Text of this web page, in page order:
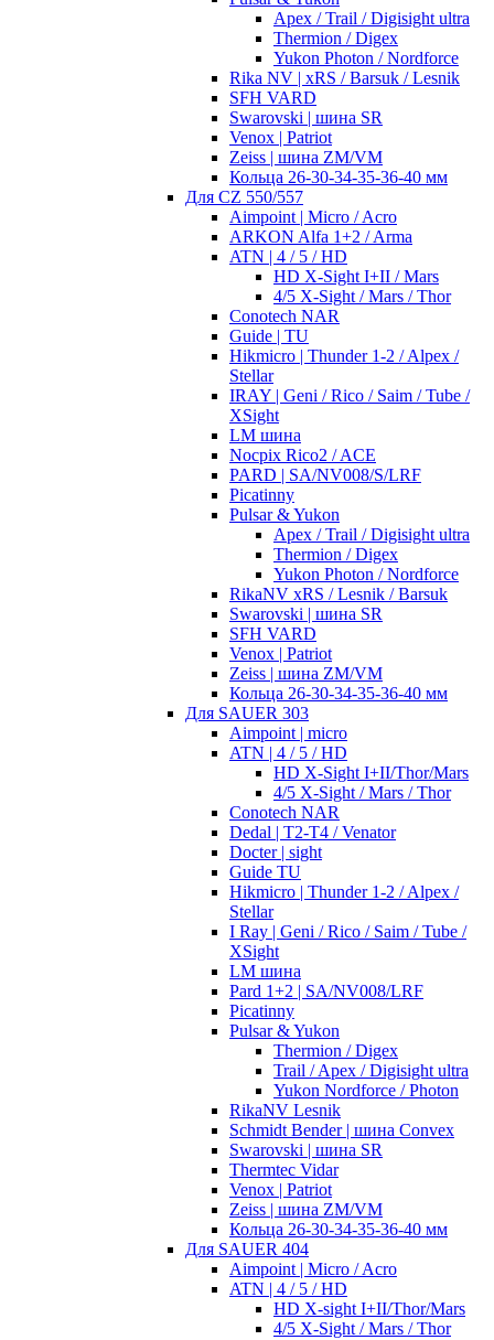
Apex / Trail / Digisight ultra
Thermion / Digex
Yukon Photon / Nordforce
Rika NV | xRS / Barsuk / Lesnik
SFH VARD
Swarovski | шина SR
Venox | Patriot
Zeiss | шина ZM/VM
Кольца 26-30-34-35-36-40 мм
Для CZ 550/557
Aimpoint | Micro / Acro
ARKON Alfa 1+2 / Arma
ATN | 4 / 5 / HD
HD X-Sight I+II / Mars
4/5 X-Sight / Mars / Thor
Conotech NAR
Guide | TU
Hikmicro | Thunder 1-2 / Alpex /
Stellar
IRAY | Geni / Rico / Saim / Tube /
XSight
LM шина
Nocpix Rico2 / ACE
PARD | SA/NV008/S/LRF
Picatinny
Pulsar & Yukon
Apex / Trail / Digisight ultra
Thermion / Digex
Yukon Photon / Nordforce
RikaNV xRS / Lesnik / Barsuk
Swarovski | шина SR
SFH VARD
Venox | Patriot
Zeiss | шина ZM/VM
Кольца 26-30-34-35-36-40 мм
Для SAUER 303
Aimpoint | micro
ATN | 4 / 5 / HD
HD X-Sight I+II/Thor/Mars
4/5 X-Sight / Mars / Thor
Conotech NAR
Dedal | T2-T4 / Venator
Docter | sight
Guide TU
Hikmicro | Thunder 1-2 / Alpex /
Stellar
I Ray | Geni / Rico / Saim / Tube /
XSight
LM шина
Pard 1+2 | SA/NV008/LRF
Picatinny
Pulsar & Yukon
Thermion / Digex
Trail / Apex / Digisight ultra
Yukon Nordforce / Photon
RikaNV Lesnik
Schmidt Bender | шина Convex
Swarovski | шина SR
Thermtec Vidar
Venox | Patriot
Zeiss | шина ZM/VM
Кольца 26-30-34-35-36-40 мм
Для SAUER 404
Aimpoint | Micro / Acro
ATN | 4 / 5 / HD
HD X-sight I+II/Thor/Mars
4/5 X-Sight / Mars / Thor